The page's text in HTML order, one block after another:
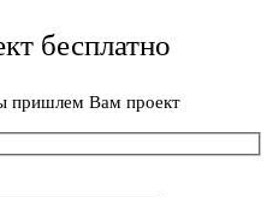
бесплатно
пришлем Вам проект